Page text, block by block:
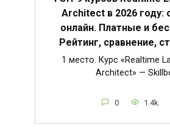
Architect в 2026 году:
онлайн. Платные и
Рейтинг, сравнение,
1 место. Курс «Realtime
Architect» —
0 1.4k.